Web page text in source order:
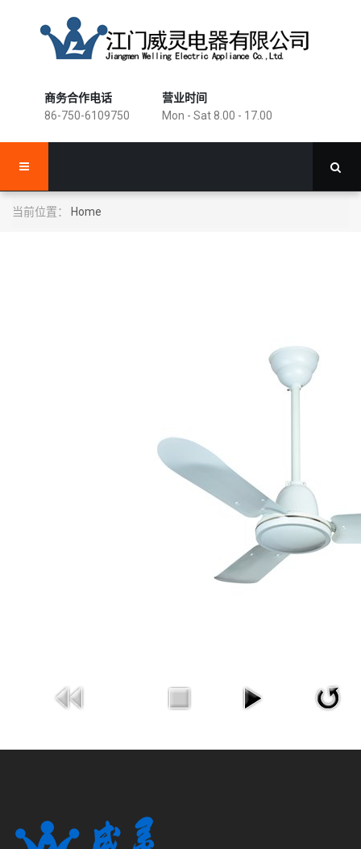
商务合作电话
86-750-6109750
营业时间
Mon - Sat 8.00 - 17.00
当前位置： Home